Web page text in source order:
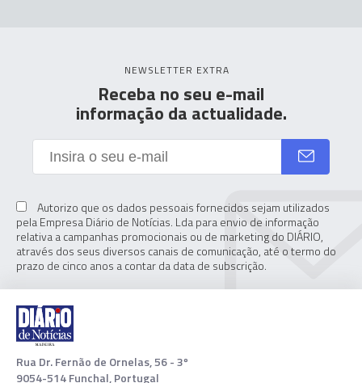
NEWSLETTER EXTRA
Receba no seu e-mail
informação da actualidade.
Autorizo que os dados pessoais fornecidos sejam utilizados
pela Empresa Diário de Notícias. Lda para envio de informação
relativa a campanhas promocionais ou de marketing do DIÁRIO,
através dos seus diversos canais de comunicação, até o termo do
prazo de cinco anos a contar da data de subscrição.
Rua Dr. Fernão de Ornelas, 56 - 3º
9054-514 Funchal, Portugal